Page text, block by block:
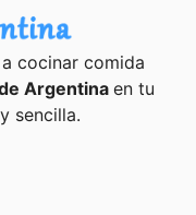
cocinar comida
Argentina en tu
sencilla.